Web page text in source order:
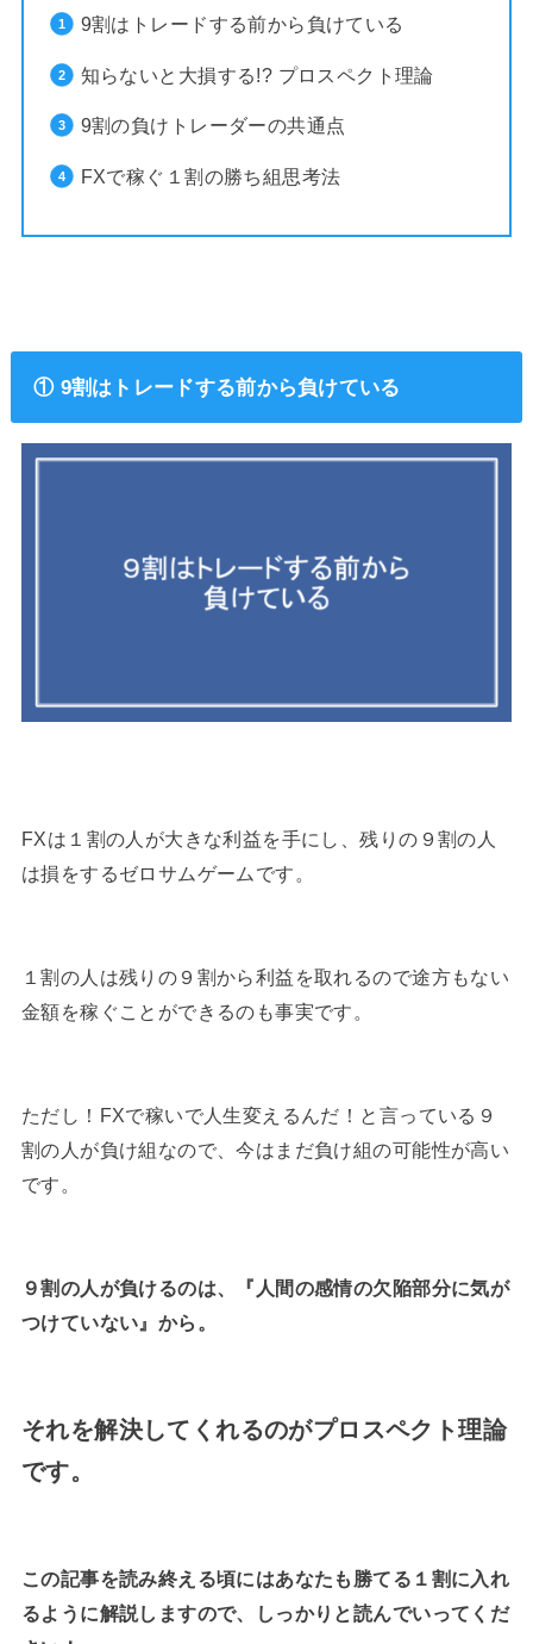
9割はトレードする前から負けている
知らないと大損する!? プロスペクト理論
9割の負けトレーダーの共通点
FXで稼ぐ１割の勝ち組思考法
① 9割はトレードする前から負けている
FXは１割の人が大きな利益を手にし、残りの９割の人
は損をするゼロサムゲームです。
１割の人は残りの９割から利益を取れるので途方もない
金額を稼ぐことができるのも事実です。
ただし！FXで稼いで人生変えるんだ！と言っている９
割の人が負け組なので、今はまだ負け組の可能性が高い
です。
９割の人が負けるのは、『人間の感情の欠陥部分に気が
つけていない』から。
それを解決してくれるのがプロスペクト理論
です。
この記事を読み終える頃にはあなたも勝てる１割に入れ
るように解説しますので、しっかりと読んでいってくだ